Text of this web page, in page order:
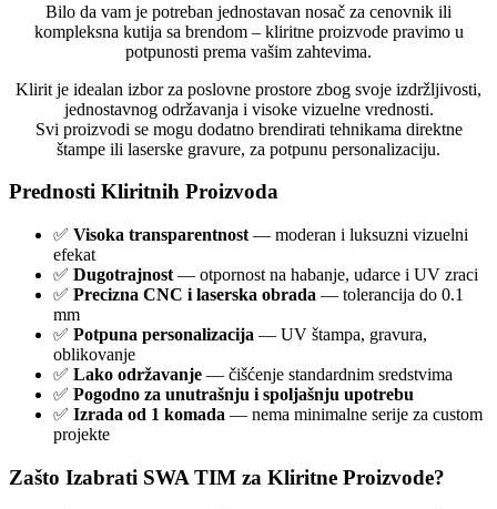
Bilo da vam je potreban jednostavan nosač za cenovnik ili
kompleksna kutija sa brendom – kliritne proizvode pravimo u
potpunosti prema vašim zahtevima.
Klirit je idealan izbor za poslovne prostore zbog svoje izdržljivosti,
jednostavnog održavanja i visoke vizuelne vrednosti.
Svi proizvodi se mogu dodatno brendirati tehnikama direktne
štampe ili laserske gravure, za potpunu personalizaciju.
Prednosti Kliritnih Proizvoda
✅ Visoka transparentnost — moderan i luksuzni vizuelni
efekat
✅ Dugotrajnost — otpornost na habanje, udarce i UV zraci
✅ Precizna CNC i laserska obrada — tolerancija do 0.1
mm
✅ Potpuna personalizacija — UV štampa, gravura,
oblikovanje
✅ Lako održavanje — čišćenje standardnim sredstvima
✅ Pogodno za unutrašnju i spoljašnju upotrebu
✅ Izrada od 1 komada — nema minimalne serije za custom
projekte
Zašto Izabrati SWA TIM za Kliritne Proizvode?